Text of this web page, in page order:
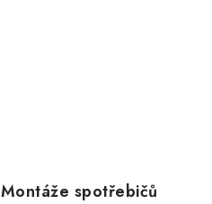
Montáže spotřebičů